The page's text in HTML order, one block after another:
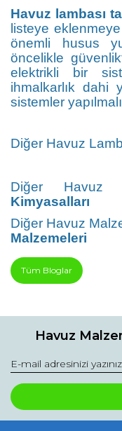
Havuz lambası
listeye
önemli husus
öncelikle
elektrikli bir
ihmalkarlık dahi
sistemler
Diğer Havuz
Diğer Havuz
Kimyasalları
Diğer Havuz
Malzemeleri
Tüm Bloglar
Havuz